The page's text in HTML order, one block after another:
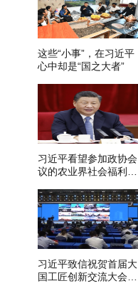
这些“小事”，在习近平
心中却是“国之大者”
习近平看望参加政协会
议的农业界社会福利和
习近平致信祝贺首届大
国工匠创新交流大会举